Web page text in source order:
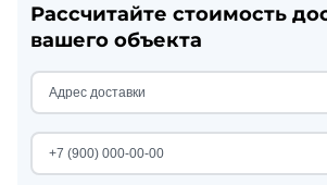
Рассчитайте стоимость
вашего объекта